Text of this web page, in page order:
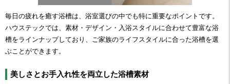
毎日の疲れを癒す浴槽は、浴室選びの中でも特に重要なポイントです。
ハウステックでは、素材・デザイン・入浴スタイルに合わせて豊富な浴
槽をラインナップしており、ご家族のライフスタイルに合った浴槽を選
ぶことができます。
美しさとお手入れ性を両立した浴槽素材